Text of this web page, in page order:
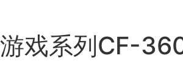
游戏系列CF-